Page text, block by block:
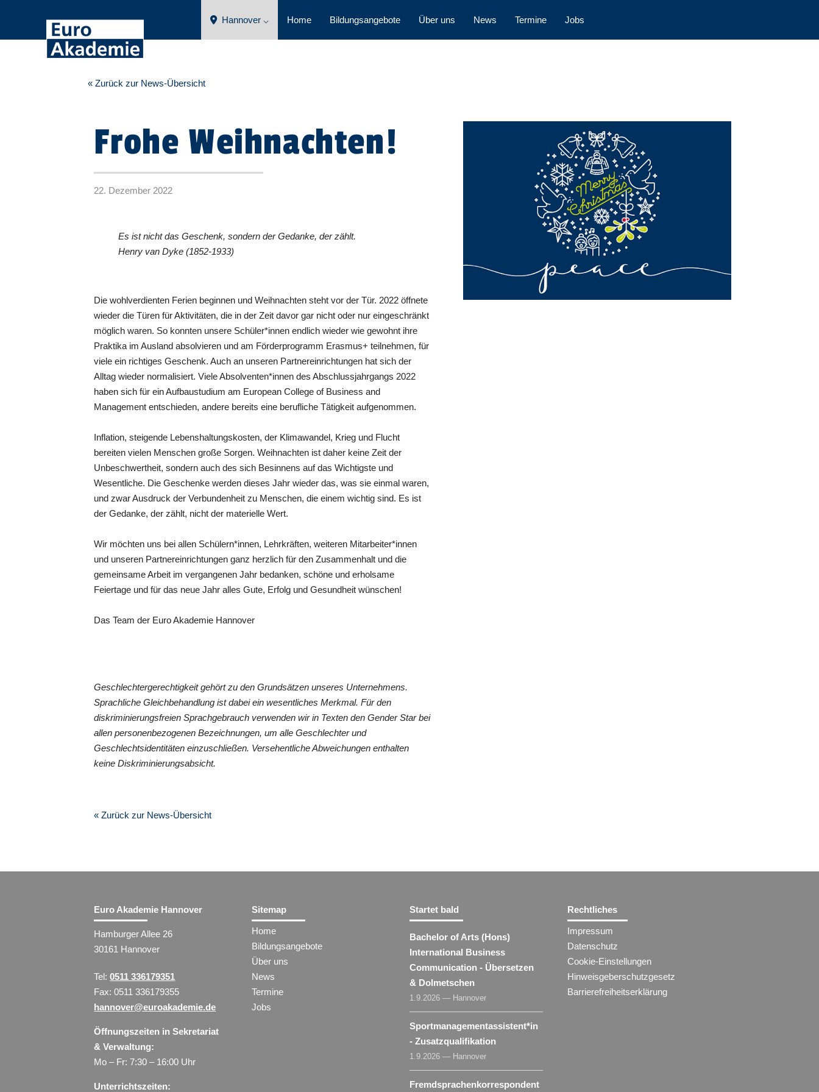
Hannover ⌵ Home Bildungsangebote Über uns News Termine Jobs
« Zurück zur News-Übersicht
Frohe Weihnachten!
22. Dezember 2022
Es ist nicht das Geschenk, sondern der Gedanke, der zählt.
Henry van Dyke (1852-1933)
Die wohlverdienten Ferien beginnen und Weihnachten steht vor der Tür. 2022 öffnete
wieder die Türen für Aktivitäten, die in der Zeit davor gar nicht oder nur eingeschränkt
möglich waren. So konnten unsere Schüler*innen endlich wieder wie gewohnt ihre
Praktika im Ausland absolvieren und am Förderprogramm Erasmus+ teilnehmen, für
viele ein richtiges Geschenk. Auch an unseren Partnereinrichtungen hat sich der
Alltag wieder normalisiert. Viele Absolventen*innen des Abschlussjahrgangs 2022
haben sich für ein Aufbaustudium am European College of Business and
Management entschieden, andere bereits eine berufliche Tätigkeit aufgenommen.
Inflation, steigende Lebenshaltungskosten, der Klimawandel, Krieg und Flucht
bereiten vielen Menschen große Sorgen. Weihnachten ist daher keine Zeit der
Unbeschwertheit, sondern auch des sich Besinnens auf das Wichtigste und
Wesentliche. Die Geschenke werden dieses Jahr wieder das, was sie einmal waren,
und zwar Ausdruck der Verbundenheit zu Menschen, die einem wichtig sind. Es ist
der Gedanke, der zählt, nicht der materielle Wert.
Wir möchten uns bei allen Schülern*innen, Lehrkräften, weiteren Mitarbeiter*innen
und unseren Partnereinrichtungen ganz herzlich für den Zusammenhalt und die
gemeinsame Arbeit im vergangenen Jahr bedanken, schöne und erholsame
Feiertage und für das neue Jahr alles Gute, Erfolg und Gesundheit wünschen!
Das Team der Euro Akademie Hannover
Geschlechtergerechtigkeit gehört zu den Grundsätzen unseres Unternehmens.
Sprachliche Gleichbehandlung ist dabei ein wesentliches Merkmal. Für den
diskriminierungsfreien Sprachgebrauch verwenden wir in Texten den Gender Star bei
allen personenbezogenen Bezeichnungen, um alle Geschlechter und
Geschlechtsidentitäten einzuschließen. Versehentliche Abweichungen enthalten
keine Diskriminierungsabsicht.
« Zurück zur News-Übersicht
Euro Akademie Hannover
Hamburger Allee 26
30161 Hannover
Tel:0511 336179351
Fax: 0511 336179355
hannover@euroakademie.de
Öffnungszeiten in Sekretariat
& Verwaltung:
Mo – Fr: 7:30 – 16:00 Uhr
Unterrichtszeiten:
Sitemap
Home
Bildungsangebote
Über uns
News
Termine
Jobs
Startet bald
Bachelor of Arts (Hons)
International Business
Communication - Übersetzen
& Dolmetschen
1.9.2026 — Hannover
Sportmanagementassistent​*in
- Zusatzqualifikation
1.9.2026 — Hannover
Fremdsprachenkorrespondent​
Rechtliches
Impressum
Datenschutz
Cookie-Einstellungen
Hinweisgeberschutzgesetz
Barrierefreiheitserklärung